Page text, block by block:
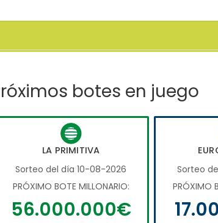
botes en juego
LA PRIMITIVA
Sorteo del día 10-08-2026
PRÓXIMO BOTE MILLONARIO:
56.000.000€
Sorteo
PRÓXIMO